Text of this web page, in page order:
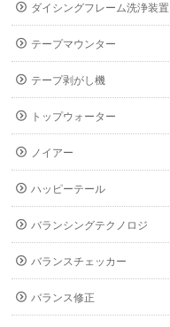
ダイシングフレーム洗浄装置
テープマウンター
テープ剥がし機
トップウォーター
ノイアー
ハッピーテール
バランシングテクノロジ
バランスチェッカー
バランス修正